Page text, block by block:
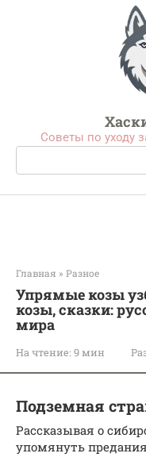
Советы по уходу
Поиск:
Главная » Разное
Упрямые козы
козы, сказки:
мира
На чтение: 9 мин
Подземная
Рассказывая о
упомянуть